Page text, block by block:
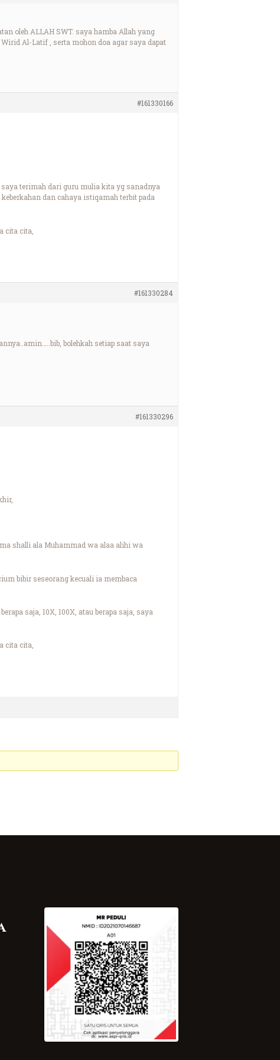
oleh ALLAH SWT. saya hamba Allah yang
Al-Latif , serta mohon doa agar saya dapat
#161330166
terimah dari guru mulia kita yg sanadnya
dan cahaya istiqamah terbit pada
cita cita,
#161330284
bolehkah setiap saat saya
#161330296
shalli ala Muhammad wa alaa alihi wa
bibir seseorang kecuali ia membaca
saja, 10X, 100X, atau berapa saja, saya
cita cita,